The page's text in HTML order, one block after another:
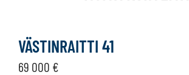
VÄSTINRAITTI 41
69 000 €